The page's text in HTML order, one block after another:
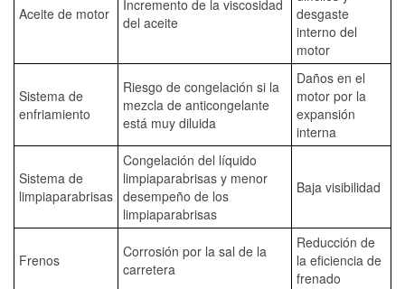
Aceite de motor
Incremento de la viscosidad
del aceite
desgaste
interno del
motor
Sistema de
enfriamiento
Riesgo de congelación si la
mezcla de anticongelante
está muy diluida
Daños en el
motor por la
expansión
interna
Sistema de
limpiaparabrisas
Congelación del líquido
limpiaparabrisas y menor
desempeño de los
limpiaparabrisas
Baja visibilidad
Frenos
Corrosión por la sal de la
carretera
Reducción de
la eficiencia de
frenado